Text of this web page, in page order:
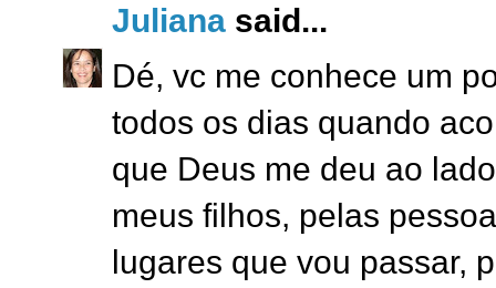
Juliana said...
Dé, vc me conhece um
todos os dias quando
que Deus me deu ao
meus filhos, pelas
lugares que vou passar,